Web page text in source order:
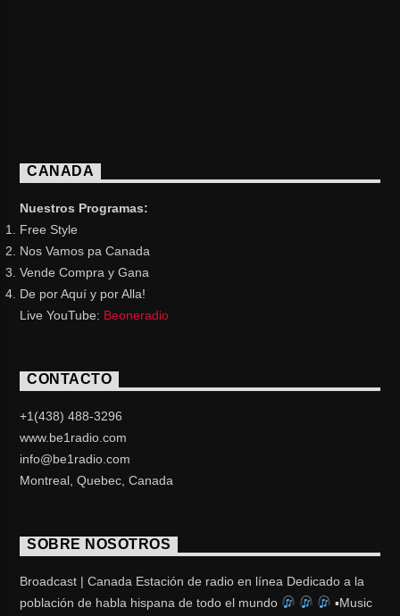
CANADA
Nuestros Programas:
Free Style
Nos Vamos pa Canada
Vende Compra y Gana
De por Aquí y por Alla!
Live YouTube: Beoneradio
CONTACTO
+1(438) 488-3296
www.be1radio.com
info@be1radio.com
Montreal, Quebec, Canada
SOBRE NOSOTROS
Broadcast | Canada Estación de radio en línea Dedicado a la
población de habla hispana de todo el mundo
▪Music